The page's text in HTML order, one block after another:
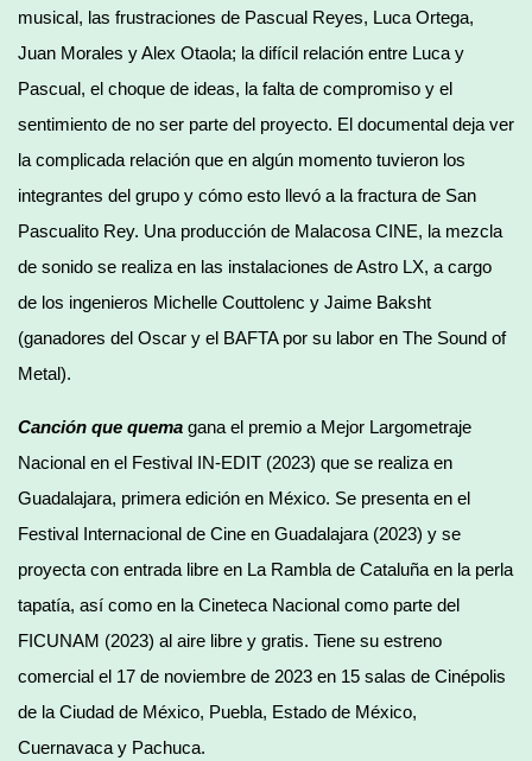
musical, las frustraciones de Pascual Reyes, Luca Ortega,
Juan Morales y Alex Otaola; la difícil relación entre Luca y
Pascual, el choque de ideas, la falta de compromiso y el
sentimiento de no ser parte del proyecto. El documental deja ver
la complicada relación que en algún momento tuvieron los
integrantes del grupo y cómo esto llevó a la fractura de San
Pascualito Rey. Una producción de Malacosa CINE, la mezcla
de sonido se realiza en las instalaciones de Astro LX, a cargo
de los ingenieros Michelle Couttolenc y Jaime Baksht
(ganadores del Oscar y el BAFTA por su labor en The Sound of
Metal).
Canción que quema gana el premio a Mejor Largometraje
Nacional en el Festival IN-EDIT (2023) que se realiza en
Guadalajara, primera edición en México. Se presenta en el
Festival Internacional de Cine en Guadalajara (2023) y se
proyecta con entrada libre en La Rambla de Cataluña en la perla
tapatía, así como en la Cineteca Nacional como parte del
FICUNAM (2023) al aire libre y gratis. Tiene su estreno
comercial el 17 de noviembre de 2023 en 15 salas de Cinépolis
de la Ciudad de México, Puebla, Estado de México,
Cuernavaca y Pachuca.